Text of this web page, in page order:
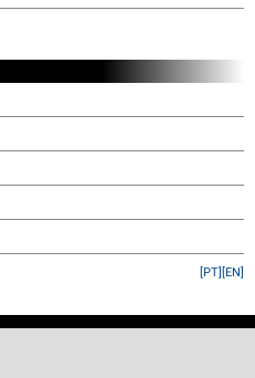
[EN]
[PT]